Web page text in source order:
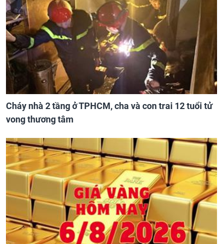
Cháy nhà 2 tầng ở TPHCM, cha và con trai 12 tuổi tử
vong thương tâm